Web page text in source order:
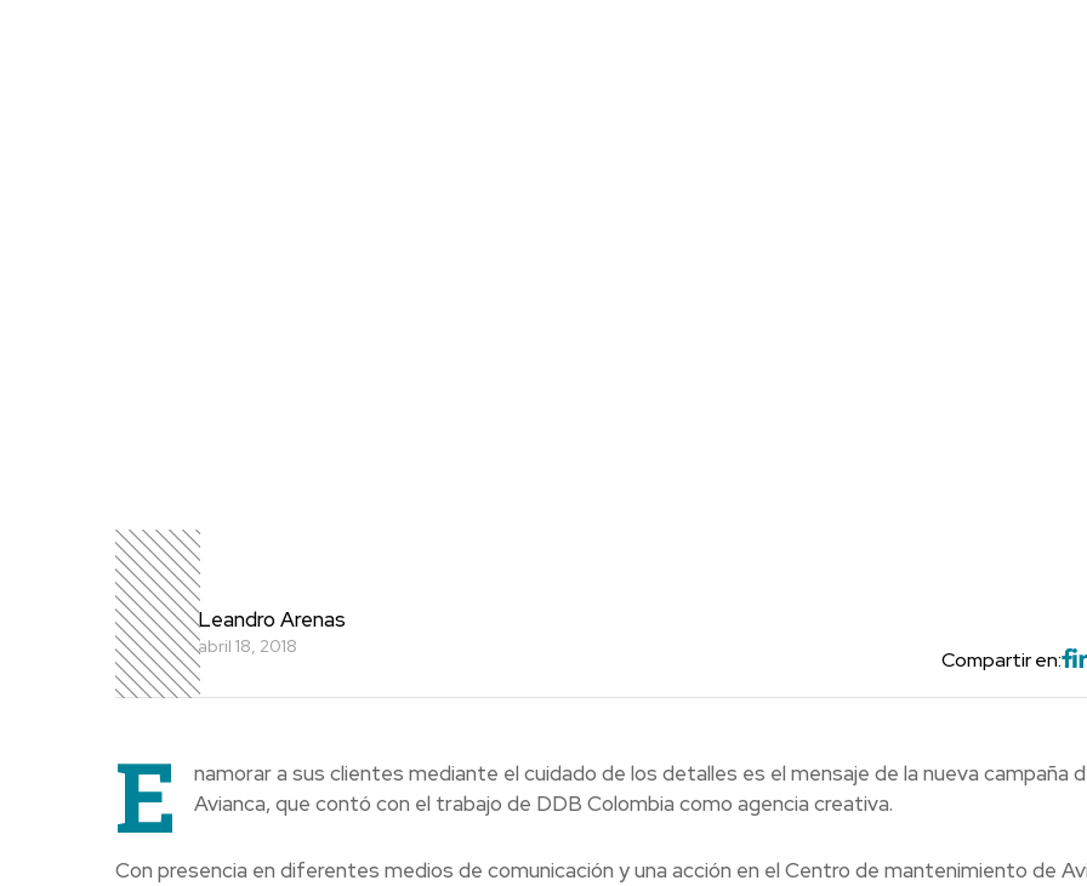
Leandro Arenas
abril 18, 2018
Compartir en:
E
namorar a sus clientes mediante el cuidado de los detalles es el mensaje de la nueva campaña
Avianca, que contó con el trabajo de DDB Colombia como agencia creativa.
Con presencia en diferentes medios de comunicación y una acción en el Centro de mantenimiento de